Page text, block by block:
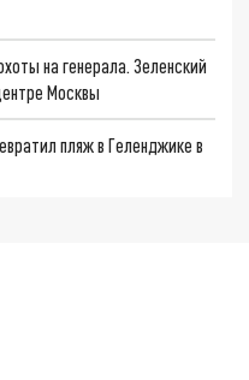
на генерала. Зеленский
Москвы
пляж в Геленджике в